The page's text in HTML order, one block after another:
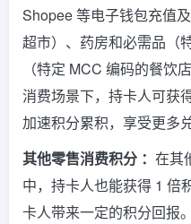
Shopee 等电子钱包充值
超市）、药房和必需品（
（特定 MCC 编码的餐饮
消费场景下，持卡人可获
加速积分累积，享受更多
其他零售消费积分 ： 在其
中，持卡人也能获得 1 倍
卡人带来一定的积分回报。